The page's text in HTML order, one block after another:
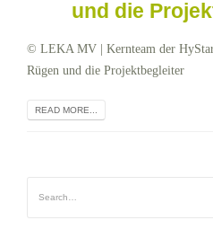
und die
© LEKA MV | Kernteam der
Rügen und die Projektbegleiter
READ MORE...